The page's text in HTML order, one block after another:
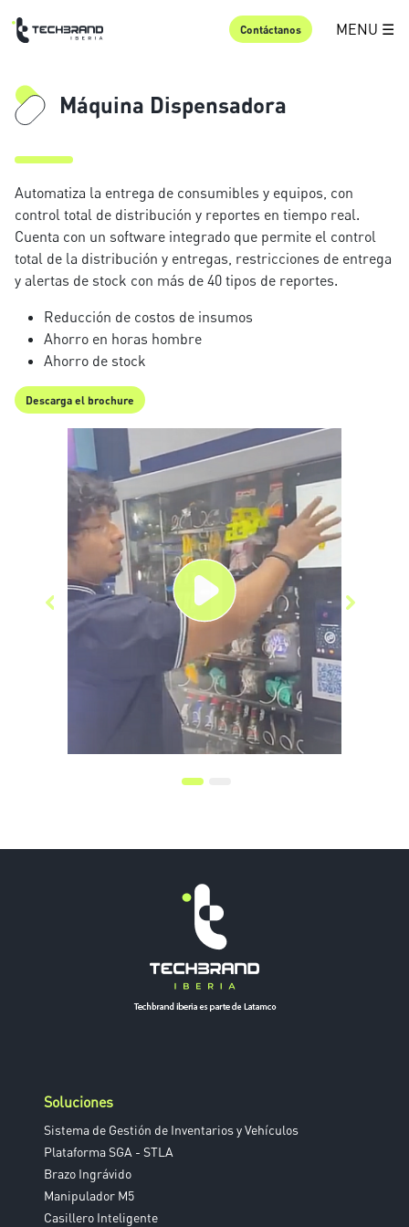
Contáctanos MENU ☰
Máquina Dispensadora
Automatiza la entrega de consumibles y equipos, con
control total de distribución y reportes en tiempo real.
Cuenta con un software integrado que permite el control
total de la distribución y entregas, restricciones de entrega
y alertas de stock con más de 40 tipos de reportes.
Reducción de costos de insumos
Ahorro en horas hombre
Ahorro de stock
Descarga el brochure
Soluciones
Sistema de Gestión de Inventarios y Vehículos
Plataforma SGA - STLA
Brazo Ingrávido
Manipulador M5
Casillero Inteligente